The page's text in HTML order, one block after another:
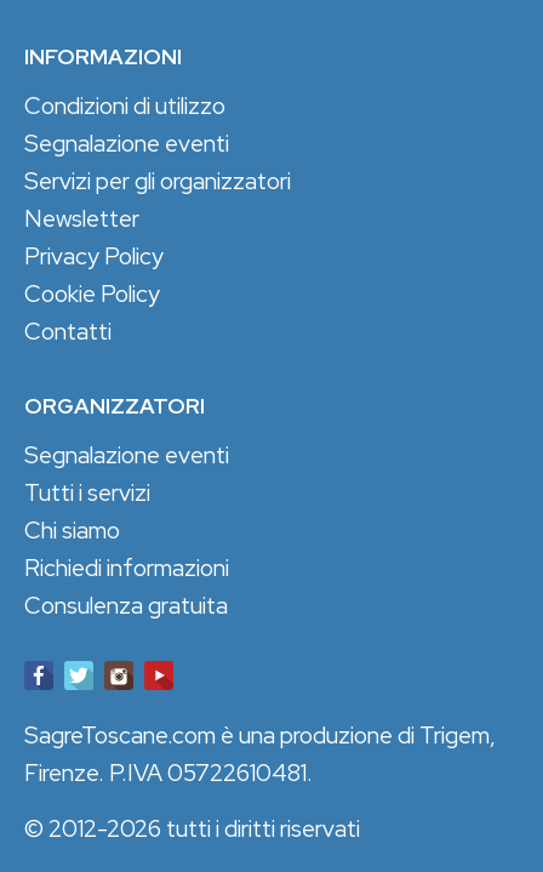
INFORMAZIONI
Condizioni di utilizzo
Segnalazione eventi
Servizi per gli organizzatori
Newsletter
Privacy Policy
Cookie Policy
Contatti
ORGANIZZATORI
Segnalazione eventi
Tutti i servizi
Chi siamo
Richiedi informazioni
Consulenza gratuita
SagreToscane.com è una produzione di Trigem,
Firenze. P.IVA 05722610481.
© 2012-2026 tutti i diritti riservati